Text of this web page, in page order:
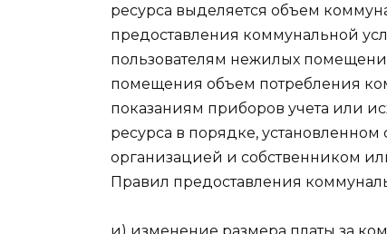
ресурса выделяется объем
предоставления коммунальной
пользователям нежилых
помещения объем потребления
показаниям приборов учета или
ресурса в порядке,
организацией и собственником
Правил предоставления